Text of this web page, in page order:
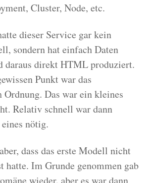
Cluster, Node, etc.
dieser Service gar kein
sondern hat einfach Daten
daraus direkt HTML produziert.
Punkt war das
Das war ein kleines
Relativ schnell war dann
nötig.
dass das erste Modell nicht
hatte. Im Grunde genommen gab
wieder, aber es war dann